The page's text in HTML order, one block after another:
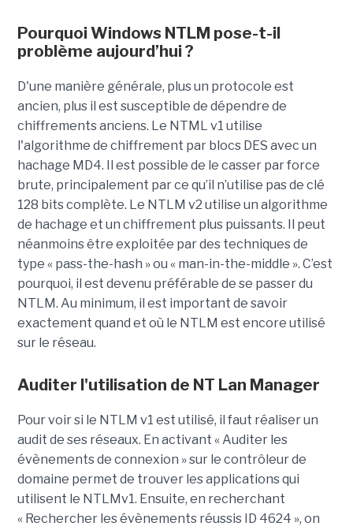
Pourquoi Windows NTLM pose-t-il
problème aujourd’hui ?
D'une manière générale, plus un protocole est
ancien, plus il est susceptible de dépendre de
chiffrements anciens. Le NTML v1 utilise
l'algorithme de chiffrement par blocs DES avec un
hachage MD4. Il est possible de le casser par force
brute, principalement par ce qu’il n’utilise pas de clé
128 bits complète. Le NTLM v2 utilise un algorithme
de hachage et un chiffrement plus puissants. Il peut
néanmoins être exploitée par des techniques de
type « pass-the-hash » ou « man-in-the-middle ». C’est
pourquoi, il est devenu préférable de se passer du
NTLM. Au minimum, il est important de savoir
exactement quand et où le NTLM est encore utilisé
sur le réseau.
Auditer l'utilisation de NT Lan Manager
Pour voir si le NTLM v1 est utilisé, il faut réaliser un
audit de ses réseaux. En activant « Auditer les
évènements de connexion » sur le contrôleur de
domaine permet de trouver les applications qui
utilisent le NTLMv1. Ensuite, en recherchant
« Rechercher les évènements réussis ID 4624 », on